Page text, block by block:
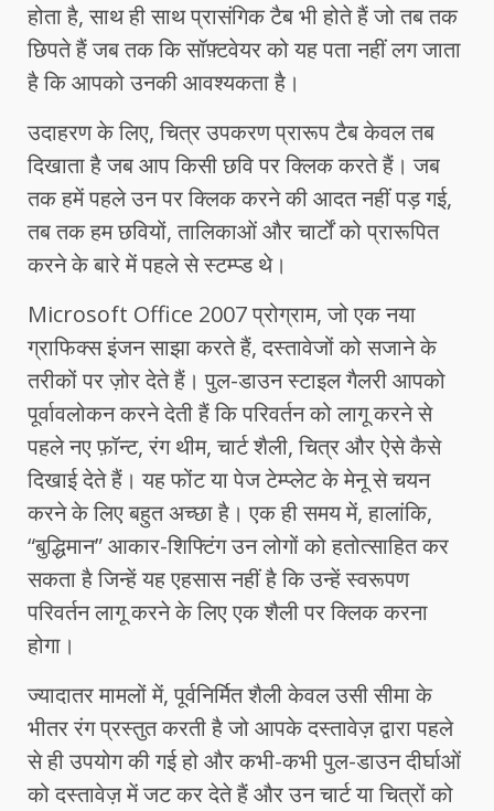
होता है, साथ ही साथ प्रासंगिक टैब भी होते हैं जो तब तक
छिपते हैं जब तक कि सॉफ़्टवेयर को यह पता नहीं लग जाता
है कि आपको उनकी आवश्यकता है।
उदाहरण के लिए, चित्र उपकरण प्रारूप टैब केवल तब
दिखाता है जब आप किसी छवि पर क्लिक करते हैं। जब
तक हमें पहले उन पर क्लिक करने की आदत नहीं पड़ गई,
तब तक हम छवियों, तालिकाओं और चार्टों को प्रारूपित
करने के बारे में पहले से स्टम्प्ड थे।
Microsoft Office 2007 प्रोग्राम, जो एक नया
ग्राफिक्स इंजन साझा करते हैं, दस्तावेजों को सजाने के
तरीकों पर ज़ोर देते हैं। पुल-डाउन स्टाइल गैलरी आपको
पूर्वावलोकन करने देती हैं कि परिवर्तन को लागू करने से
पहले नए फ़ॉन्ट, रंग थीम, चार्ट शैली, चित्र और ऐसे कैसे
दिखाई देते हैं। यह फोंट या पेज टेम्प्लेट के मेनू से चयन
करने के लिए बहुत अच्छा है। एक ही समय में, हालांकि,
“बुद्धिमान” आकार-शिफ्टिंग उन लोगों को हतोत्साहित कर
सकता है जिन्हें यह एहसास नहीं है कि उन्हें स्वरूपण
परिवर्तन लागू करने के लिए एक शैली पर क्लिक करना
होगा।
ज्यादातर मामलों में, पूर्वनिर्मित शैली केवल उसी सीमा के
भीतर रंग प्रस्तुत करती है जो आपके दस्तावेज़ द्वारा पहले
से ही उपयोग की गई हो और कभी-कभी पुल-डाउन दीर्घाओं
को दस्तावेज़ में जट कर देते हैं और उन चार्ट या चित्रों को